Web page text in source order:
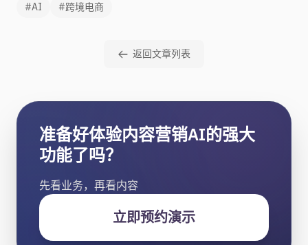
#AI #跨境电商
返回文章列表
准备好体验内容营销AI的强大
功能了吗？
先看业务，再看内容
立即预约演示